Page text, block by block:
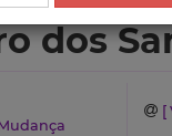
dos
[